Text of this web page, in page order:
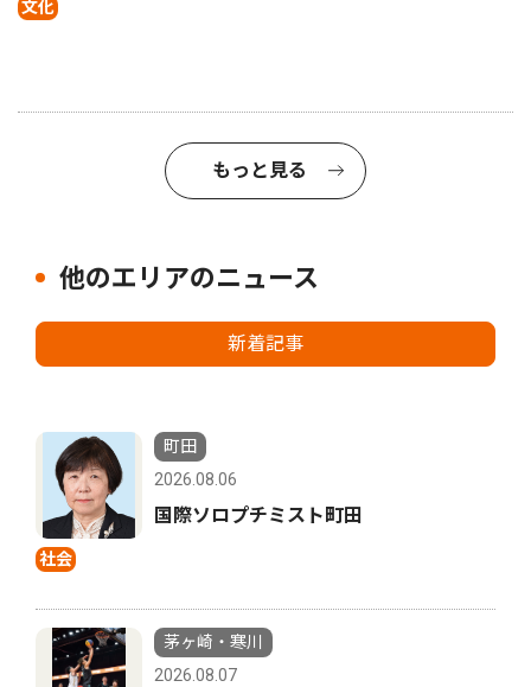
文化
もっと見る
他のエリアのニュース
新着記事
社会
町田
2026.08.06
国際ソロプチミスト町田
茅ヶ崎・寒川
2026.08.07